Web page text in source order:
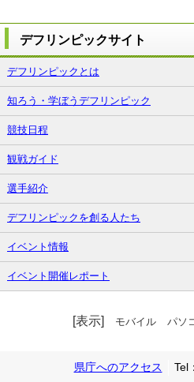
デフリンピックサイト
デフリンピックとは
知ろう・学ぼうデフリンピック
競技日程
観戦ガイド
選手紹介
デフリンピックを創る人たち
イベント情報
イベント開催レポート
[表示] モバイル パソ
県庁へのアクセス Tel：